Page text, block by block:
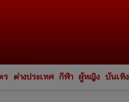
ร ต่างประเทศ กีฬา ผู้หญิง บันเทิง